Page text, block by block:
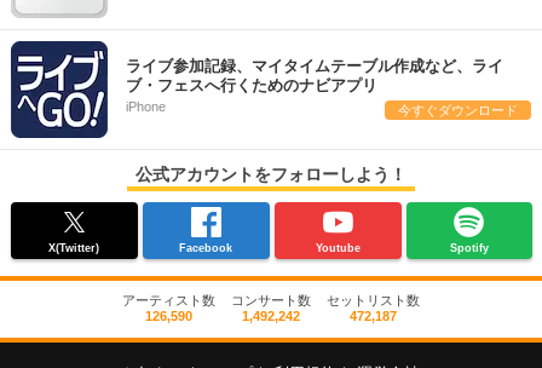
ライブ参加記録、マイタイムテーブル作成など、ライ
ブ・フェスへ行くためのナビアプリ
iPhone 今すぐダウンロード
公式アカウントをフォローしよう！
X(Twitter) Facebook Youtube Spotify
アーティスト数
126,590
コンサート数
1,492,242
セットリスト数
472,187